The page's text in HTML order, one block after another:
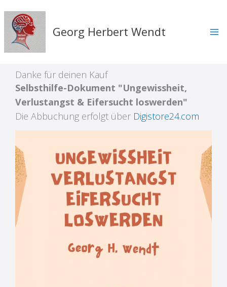
Inhalt
springen
Georg Herbert Wendt
Danke für deinen Kauf
Selbsthilfe-Dokument "Ungewissheit,
Verlustangst & Eifersucht loswerden"
Die Abbuchung erfolgt über Digistore24.com